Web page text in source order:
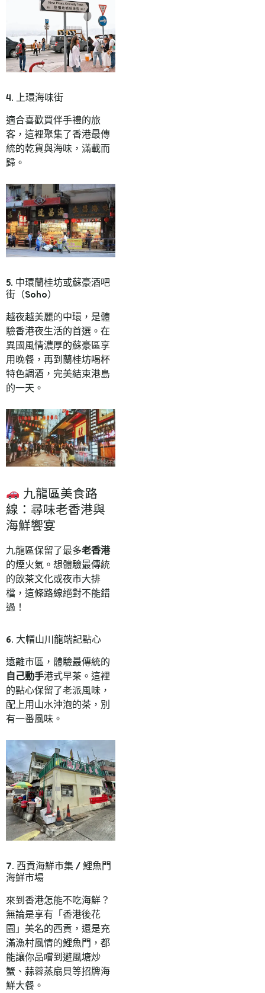
4. 上環海味街
適合喜歡買伴手禮的旅
客，這裡聚集了香港最傳
統的乾貨與海味，滿載而
歸。
5. 中環蘭桂坊或蘇豪酒吧
街（Soho）
越夜越美麗的中環，是體
驗香港夜生活的首選。在
異國風情濃厚的蘇豪區享
用晚餐，再到蘭桂坊喝杯
特色調酒，完美結束港島
的一天。
九龍區美食路
線：尋味老香港與
海鮮饗宴
九龍區保留了最多老香港
的煙火氣。想體驗最傳統
的飲茶文化或夜市大排
檔，這條路線絕對不能錯
過！
6. 大帽山川龍端記點心
遠離市區，體驗最傳統的
自己動手港式早茶。這裡
的點心保留了老派風味，
配上用山水沖泡的茶，別
有一番風味。
7. 西貢海鮮市集 / 鯉魚門
海鮮市場
來到香港怎能不吃海鮮？
無論是享有「香港後花
園」美名的西貢，還是充
滿漁村風情的鯉魚門，都
能讓你品嚐到避風塘炒
蟹、蒜蓉蒸扇貝等招牌海
鮮大餐。